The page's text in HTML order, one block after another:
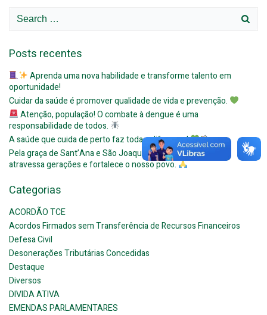
Search
Posts recentes
Aprenda uma nova habilidade e transforme talento em
oportunidade!
Cuidar da saúde é promover qualidade de vida e prevenção.
Atenção, população! O combate à dengue é uma
responsabilidade de todos.
A saúde que cuida de perto faz toda a diferença!
Pela graça de Sant’Ana e São Joaquim, celebramos a fé que
atravessa gerações e fortalece o nosso povo.
Categorias
ACORDÃO TCE
Acordos Firmados sem Transferência de Recursos Financeiros
Defesa Civil
Desonerações Tributárias Concedidas
Destaque
Diversos
DIVIDA ATIVA
EMENDAS PARLAMENTARES